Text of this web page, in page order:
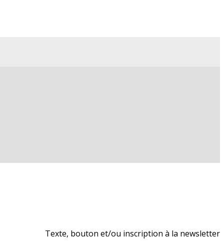
Texte, bouton et/ou inscription à la newsletter